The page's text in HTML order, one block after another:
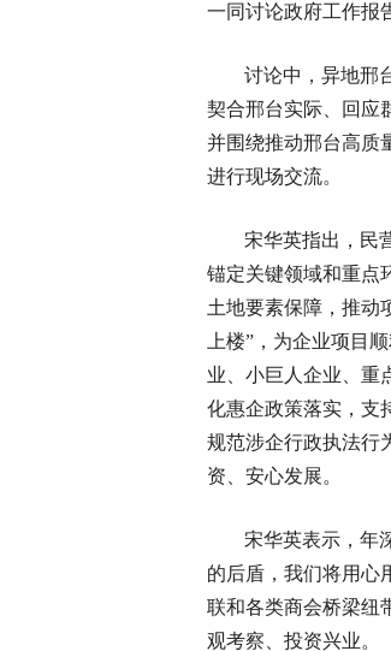
一同讨论政府工作报
讨论中，异地邢
契合邢台实际、回应
并围绕推动邢台高质
进行现场交流。
宋华英指出，民
锚定关键领域和重点
土地要素保障，推动
上楼”，为企业项目
业、小巨人企业、重
化惠企政策落实，支
规范涉企行政执法行
资、安心发展。
宋华英表示，年
的后盾，我们将用心
联和各类商会桥梁纽
观考察、投资兴业。